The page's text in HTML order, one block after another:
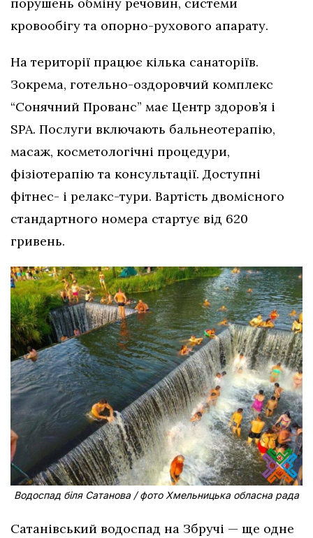
кровообігу та опорно-рухового апарату.
На території працює кілька санаторіїв.
Зокрема, готельно-оздоровчий комплекс
“Сонячний Прованс” має Центр здоров’я і
SPA. Послуги включають бальнеотерапію,
масаж, косметологічні процедури,
фізіотерапію та консультації. Доступні
фітнес- і релакс-тури. Вартість двомісного
стандартного номера стартує від 620
гривень.
Водоспад біля Сатанова / фото Хмельницька обласна рада
Сатанівський водоспад на Збручі — ще одне